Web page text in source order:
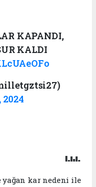
KAPANDI,
KALDI
yağan kar nedeni ile